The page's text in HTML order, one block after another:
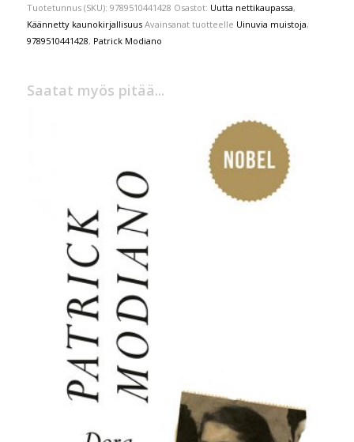
Tuotetunnus (SKU): 9789510441428 Osastot: Uutta nettikaupassa,
Käännetty kaunokirjallisuus Avainsanat tuotteelle Uinuvia muistoja,
9789510441428, Patrick Modiano
Saatat myös pitää...